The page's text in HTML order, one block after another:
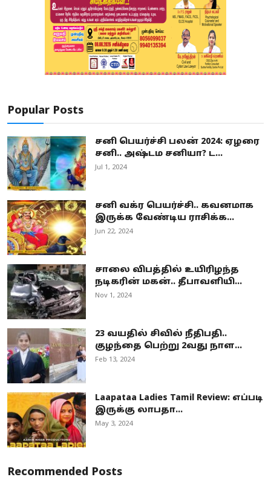
Popular Posts
சனி பெயர்ச்சி பலன் 2024: ஏழரை
சனி.. அஷ்டம சனியா? ட...
Jul 1, 2024
சனி வக்ர பெயர்ச்சி.. கவனமாக
இருக்க வேண்டிய ராசிக்க...
Jun 22, 2024
சாலை விபத்தில் உயிரிழந்த
நடிகரின் மகன்.. தீபாவளியி...
Nov 1, 2024
23 வயதில் சிவில் நீதிபதி..
குழந்தை பெற்று 2வது நாள...
Feb 13, 2024
Laapataa Ladies Tamil Review: எப்படி
இருக்கு லாபதா...
May 3, 2024
Recommended Posts